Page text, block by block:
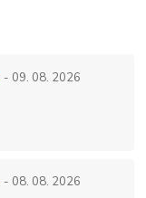
- 09. 08. 2026
- 08. 08. 2026